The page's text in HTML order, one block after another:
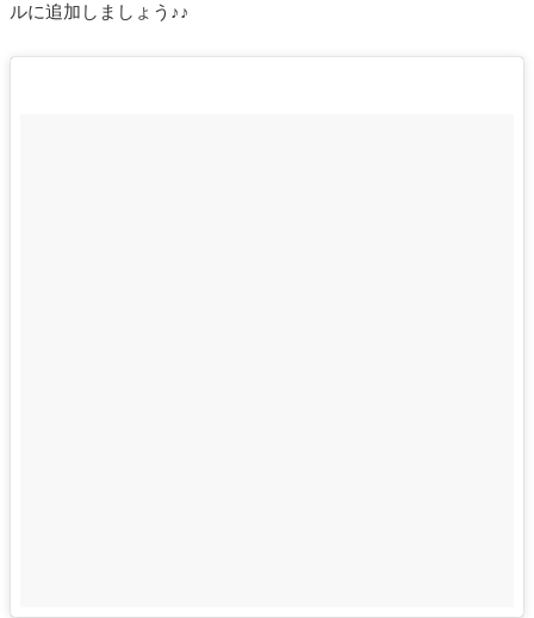
ルに追加しましょう♪♪